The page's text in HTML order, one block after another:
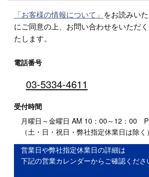
「お客様の情報について」 をお読みい
にご同意の上、お問い合わせをいただ
たします。
電話番号
03-5334-4611
受付時間
月曜日～金曜日 AM 10：00～12：00
（土・日・祝日・弊社指定休業日は除く）
営業日や弊社指定休業日の詳細は
下記の営業カレンダーからご確認くださ